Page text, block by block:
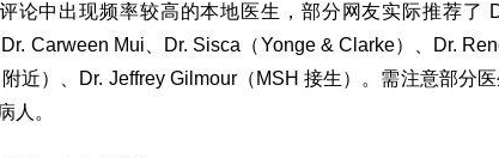
论中出现频率较高的本地医生，部分网友实际推荐了
Dr. Carween Mui、Dr. Sisca（Yonge & Clarke）、Dr.
近）、Dr. Jeffrey Gilmour（MSH 接生）。需注意部分
人。